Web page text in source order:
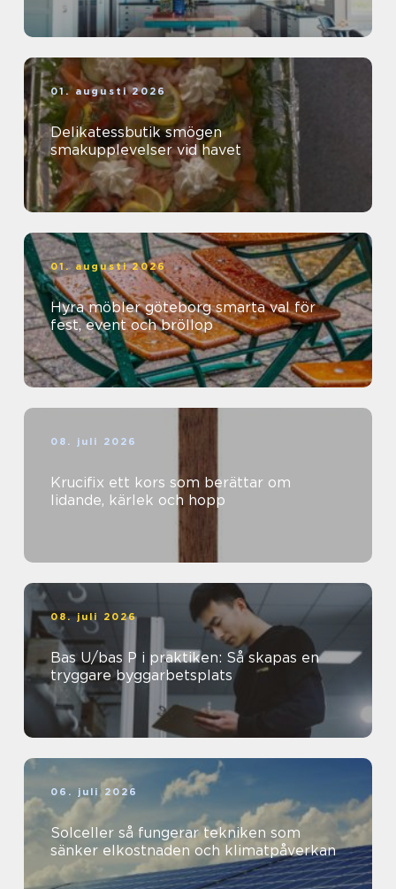
01. augusti 2026
Delikatessbutik smögen
smakupplevelser vid havet
01. augusti 2026
Hyra möbler göteborg smarta val för
fest, event och bröllop
08. juli 2026
Krucifix ett kors som berättar om
lidande, kärlek och hopp
08. juli 2026
Bas U/bas P i praktiken: Så skapas en
tryggare byggarbetsplats
06. juli 2026
Solceller så fungerar tekniken som
sänker elkostnaden och klimatpåverkan